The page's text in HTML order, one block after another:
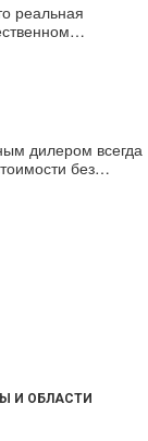
реальная
дилером всегда
без…
И ОБЛАСТИ